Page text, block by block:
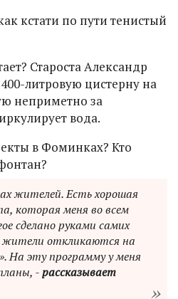
кстати по пути тенистый
Староста Александр
литровую цистерну на
неприметно за
вода.
в Фоминках? Кто
жителей. Есть хорошая
которая меня во всем
сделано руками самих
жители откликаются на
На эту программу у меня
-рассказывает